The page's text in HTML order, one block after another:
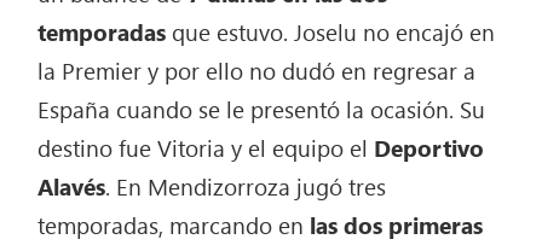
temporadas que estuvo. Joselu no encajó en
la Premier y por ello no dudó en regresar a
España cuando se le presentó la ocasión. Su
destino fue Vitoria y el equipo el Deportivo
Alavés. En Mendizorroza jugó tres
temporadas, marcando en las dos primeras